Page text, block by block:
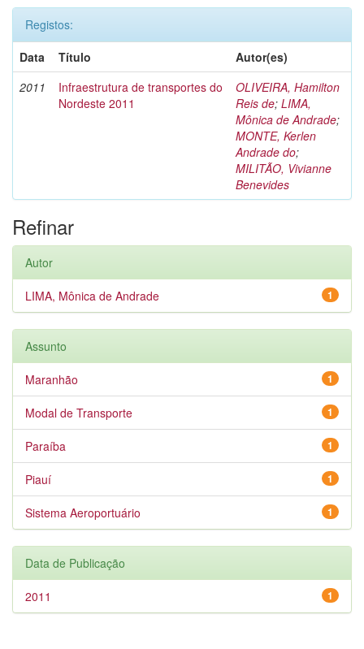
Registos:
Data
Título
Autor(es)
2011
Infraestrutura de transportes do
Nordeste 2011
OLIVEIRA, Hamilton
Reis de; LIMA,
Mônica de Andrade;
MONTE, Kerlen
Andrade do;
MILITÃO, Vivianne
Benevides
Refinar
Autor
1
LIMA, Mônica de Andrade
Assunto
1
Maranhão
1
Modal de Transporte
1
Paraíba
1
Piauí
1
Sistema Aeroportuário
Data de Publicação
1
2011